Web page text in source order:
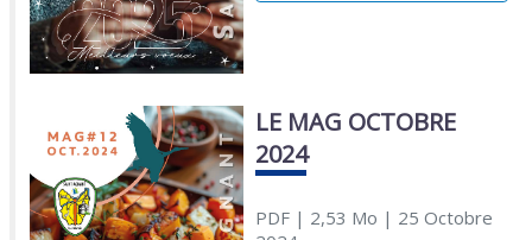
LE MAG OCTOBRE
2024
PDF| 2,53 Mo | 25 Octobre